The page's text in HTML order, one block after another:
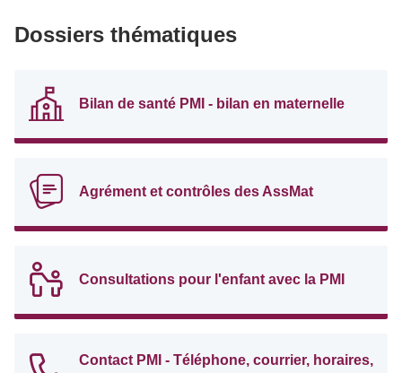
Dossiers thématiques
Bilan de santé PMI - bilan en maternelle
Agrément et contrôles des AssMat
Consultations pour l'enfant avec la PMI
Contact PMI - Téléphone, courrier, horaires,